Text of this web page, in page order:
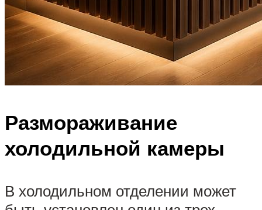
Размораживание
холодильной камеры
В холодильном отделении может